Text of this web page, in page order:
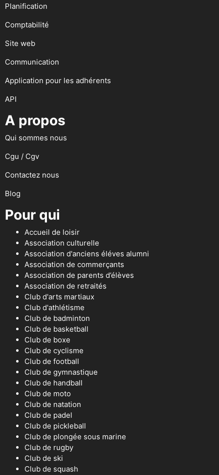
Planification
Comptabilité
Site web
Communication
Application pour les adhérents
API
A propos
Qui sommes nous
Cgu / Cgv
Contactez nous
Blog
Pour qui
Accueil de loisir
Association culturelle
Association d'anciens éléves alumni
Association de commerçants
Association de parents d’élèves
Association de retraités
Club d'arts martiaux
Club d'athlétisme
Club de badminton
Club de basketball
Club de boxe
Club de cyclisme
Club de football
Club de gymnastique
Club de handball
Club de moto
Club de natation
Club de padel
Club de pickleball
Club de plongée sous marine
Club de rugby
Club de ski
Club de squash